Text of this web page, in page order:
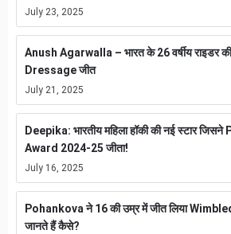
July 23, 2025
Anush Agarwalla – भारत के 26 वर्षीय राइडर की
Dressage जीत
July 21, 2025
Deepika: भारतीय महिला हॉकी की नई स्टार
Award 2024-25 जीता!
July 16, 2025
Pohankova ने 16 की उम्र में जीत लिया
जानते हैं कैसे?